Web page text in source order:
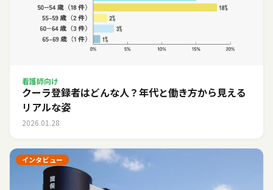
看護師向け
クーラ登録者はどんな人？年代と働き方から見える
リアルな姿
2026.01.28
インタビュー